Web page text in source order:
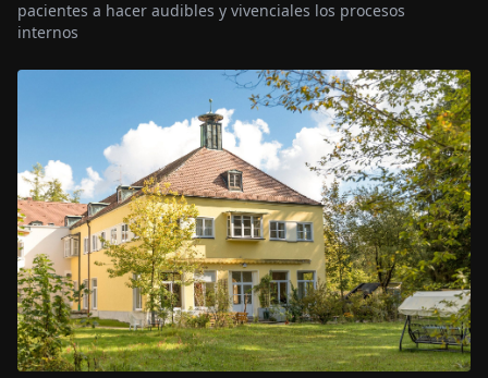
pacientes a hacer audibles y vivenciales los procesos
internos